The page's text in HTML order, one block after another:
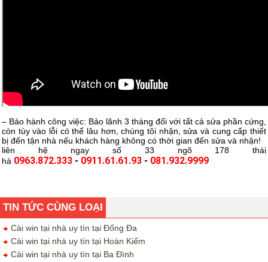
– Bảo hành công việc: Bảo lãnh 3 tháng đối với tất cả sửa phần cứng,
còn tùy vào lỗi có thể lâu hơn, chúng tôi nhận, sửa và cung cấp thiết
bị đến tận nhà nếu khách hàng không có thời gian đến sửa và nhận!
liên hệ ngay số 33 ngõ 178 thái
hà 0963.872.333 - 0911.61.61.93 - 081.932.9999
TIN TỨC CÙNG LOẠI
Cài win tại nhà uy tín tại Đống Đa
Cài win tại nhà uy tín tại Hoàn Kiếm
Cài win tại nhà uy tín tại Ba Đình